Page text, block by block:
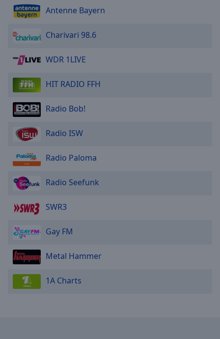
Antenne Bayern
Charivari 98.6
WDR 1LIVE
HIT RADIO FFH
Radio Bob!
Radio ISW
Radio Paloma
Radio Seefunk
SWR3
Gay FM
Metal Hammer
1A Charts